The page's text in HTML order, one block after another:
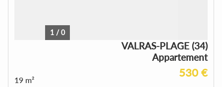
1 /0
VALRAS-PLAGE (34)
Appartement
530 €
19 m²